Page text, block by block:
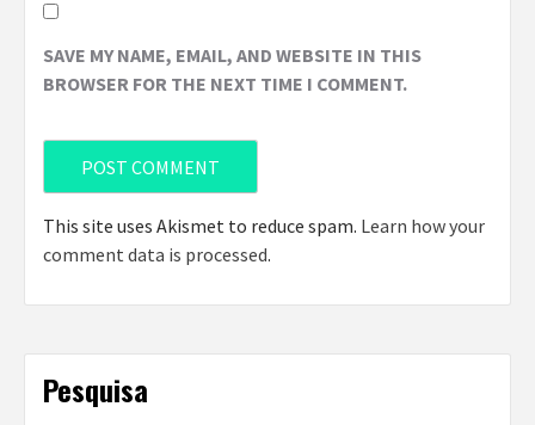
SAVE MY NAME, EMAIL, AND WEBSITE IN THIS
BROWSER FOR THE NEXT TIME I COMMENT.
This site uses Akismet to reduce spam. Learn how your
comment data is processed.
Pesquisa